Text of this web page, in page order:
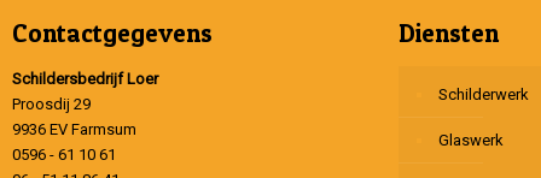
Contactgegevens
Schildersbedrijf Loer
Proosdij 29
9936 EV Farmsum
0596 - 61 10 61
Diensten
Schilderwerk
Glaswerk